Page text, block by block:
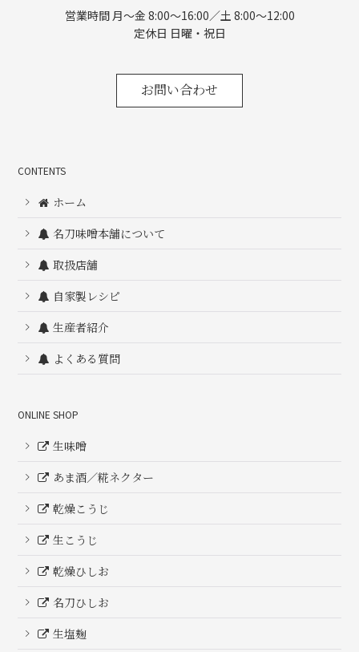
営業時間 月〜金 8:00～16:00／土 8:00～12:00
定休日 日曜・祝日
お問い合わせ
CONTENTS
ホーム
名刀味噌本舗について
取扱店舗
自家製レシピ
生産者紹介
よくある質問
ONLINE SHOP
生味噌
あま酒／糀ネクター
乾燥こうじ
生こうじ
乾燥ひしお
名刀ひしお
生塩麹